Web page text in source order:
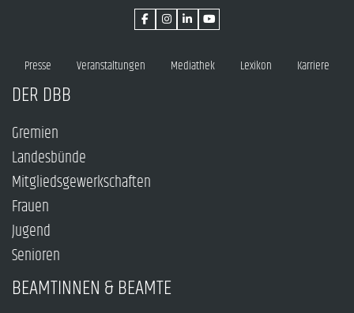
Presse Veranstaltungen Mediathek Lexikon Karriere
DER DBB
Gremien
Landesbünde
Mitgliedsgewerkschaften
Frauen
Jugend
Senioren
BEAMTINNEN & BEAMTE